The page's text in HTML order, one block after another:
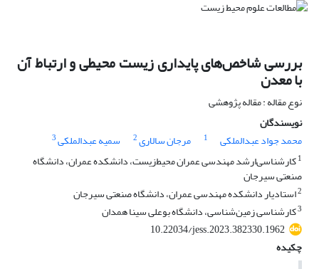
بررسی شاخص‌های پایداری زیست محیطی و ارتباط آن
با معدن
نوع مقاله : مقاله پژوهشی
نویسندگان
محمد جواد عبدالملکی
1 مرجان سالاری2 سمیه عبدالملکی3
1کارشناسی‌ارشد مهندسی عمران ‌محیط‌زیست، دانشکده عمران، دانشگاه
صنعتی سیرجان
2استادیار دانشکده مهندسی عمران، دانشگاه صنعتی سیرجان
3کارشناسی زمین‌شناسی، دانشگاه بوعلی سینا همدان
10.22034/jess.2023.382330.1962
چکیده